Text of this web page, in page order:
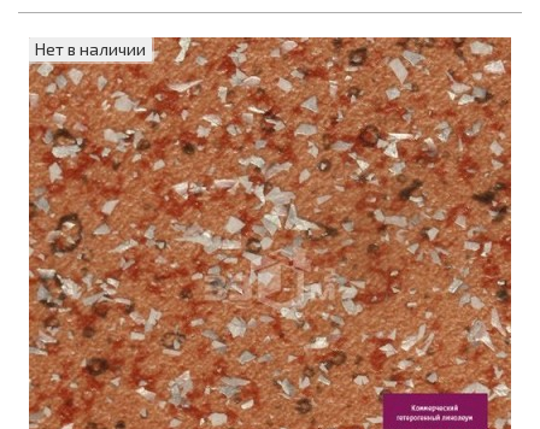
Нет в наличии